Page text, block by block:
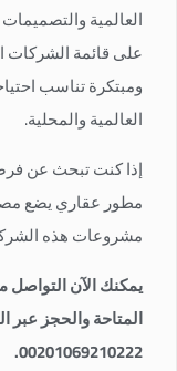
العالمية والتصميمات
على قائمة الشركات
ومبتكرة تناسب
العالمية والمحلية.
إذا كنت تبحث عن
مطور عقاري يضع
مشروعات هذه
يمكنك الآن
المتاحة والحجز عبر
00201069210222.